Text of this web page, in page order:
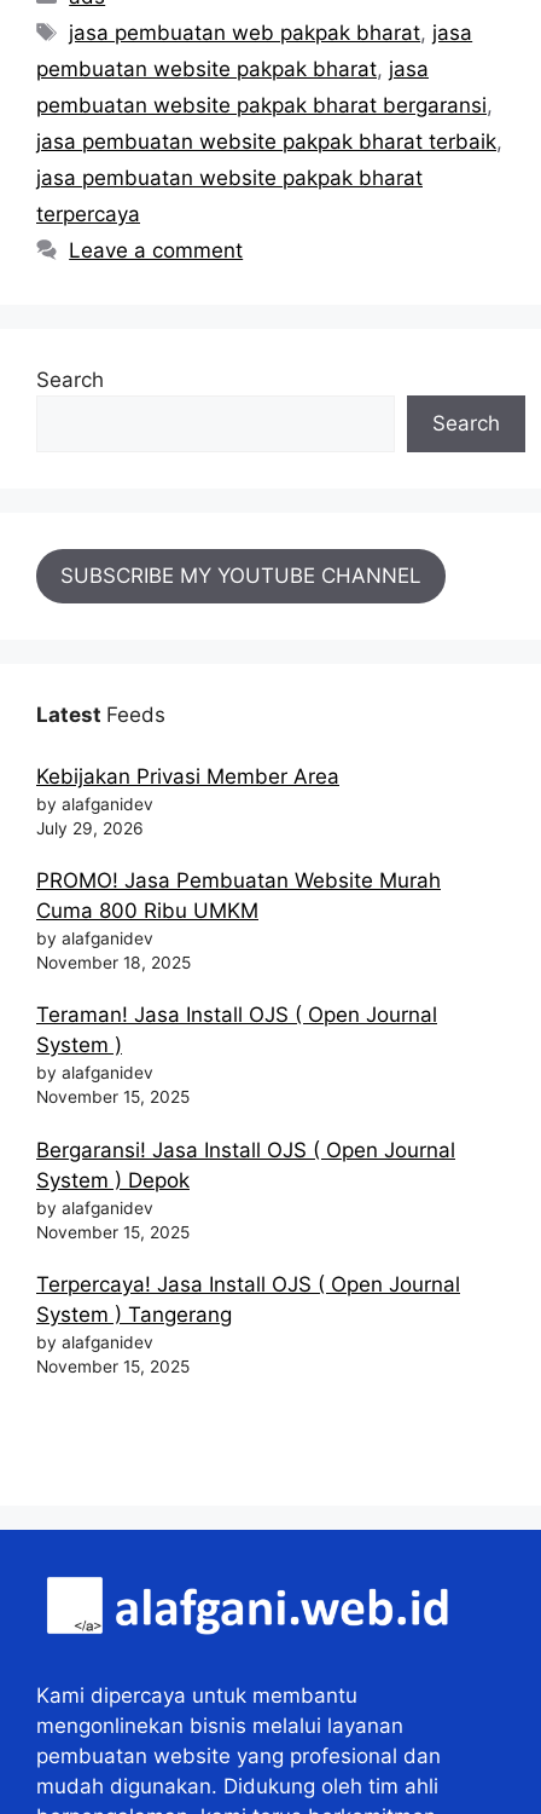
Tags
jasa pembuatan web pakpak bharat, jasa
pembuatan website pakpak bharat, jasa
pembuatan website pakpak bharat bergaransi,
jasa pembuatan website pakpak bharat terbaik,
jasa pembuatan website pakpak bharat
terpercaya
Leave a comment
Search
Search
SUBSCRIBE MY YOUTUBE CHANNEL
Latest Feeds
Kebijakan Privasi Member Area
by alafganidev
July 29, 2026
PROMO! Jasa Pembuatan Website Murah
Cuma 800 Ribu UMKM
by alafganidev
November 18, 2025
Teraman! Jasa Install OJS ( Open Journal
System )
by alafganidev
November 15, 2025
Bergaransi! Jasa Install OJS ( Open Journal
System ) Depok
by alafganidev
November 15, 2025
Terpercaya! Jasa Install OJS ( Open Journal
System ) Tangerang
by alafganidev
November 15, 2025
Kami dipercaya untuk membantu
mengonlinekan bisnis melalui layanan
pembuatan website yang profesional dan
mudah digunakan. Didukung oleh tim ahli